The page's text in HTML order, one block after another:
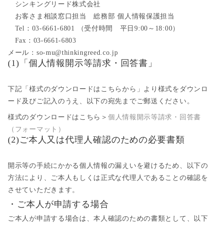
シンキングリード株式会社
お客さま相談窓口担当 総務部 個人情報保護担当
Tel：03-6661-6801 （受付時間 平日9:00～18:00）
Fax：03-6661-6803
メール：so-mu@thinkingreed.co.jp
(1)「個人情報開示等請求・回答書」
下記「様式のダウンロードはこちらから」より様式をダウンロ
ード及びご記入のうえ、以下の宛先までご郵送ください。
様式のダウンロードはこちら＞ 個人情報開示等請求・回答書
（フォーマット）
(2)ご本人又は代理人確認のための必要書類
開示等の手続にかかる個人情報の漏えいを避けるため、以下の
方法により、ご本人もしくは正式な代理人であることの確認を
させていただきます。
・ご本人が申請する場合
ご本人が申請する場合は、本人確認のための書類として、以下